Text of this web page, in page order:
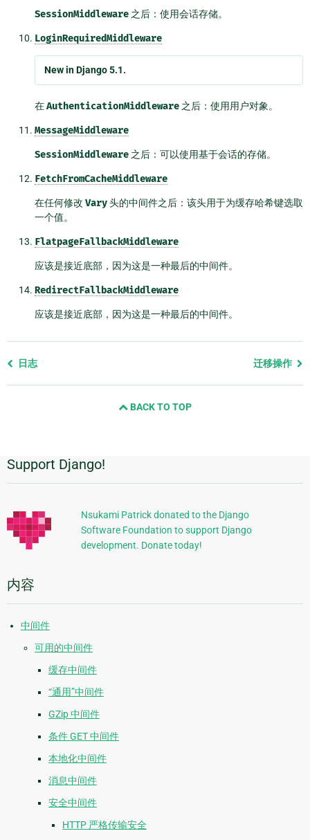
SessionMiddleware 之后：使用会话存储。
LoginRequiredMiddleware
New in Django 5.1.
在AuthenticationMiddleware 之后：使用用户对象。
MessageMiddleware
SessionMiddleware 之后：可以使用基于会话的存储。
FetchFromCacheMiddleware
在任何修改 Vary头的中间件之后：该头用于为缓存哈希键选取
一个值。
FlatpageFallbackMiddleware
应该是接近底部，因为这是一种最后的中间件。
RedirectFallbackMiddleware
应该是接近底部，因为这是一种最后的中间件。
Previous
日志 迁移操作
BACK TO TOP
附
加
信
息
Support Django!
Nsukami Patrick donated to the Django
Software Foundation to support Django
development. Donate today!
内容
中间件
可用的中间件
缓存中间件
“通用”中间件
GZip 中间件
条件 GET 中间件
本地化中间件
消息中间件
安全中间件
HTTP 严格传输安全